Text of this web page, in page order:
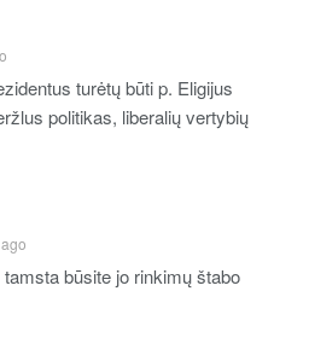
turėtų būti p. Eligijus
politikas, liberalių vertybių
būsite jo rinkimų štabo